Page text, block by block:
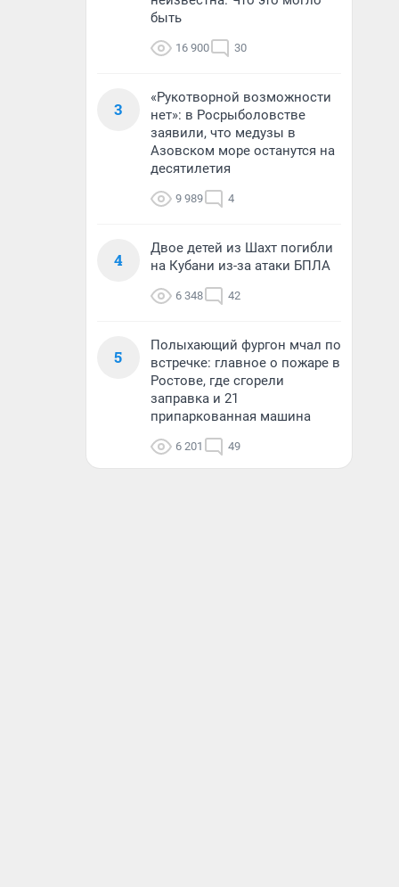
быть
16 900 30
3
«Рукотворной возможности
нет»: в Росрыболовстве
заявили, что медузы в
Азовском море останутся на
десятилетия
9 989 4
4
Двое детей из Шахт погибли
на Кубани из-за атаки БПЛА
6 348 42
5
Полыхающий фургон мчал по
встречке: главное о пожаре в
Ростове, где сгорели
заправка и 21
припаркованная машина
6 201 49